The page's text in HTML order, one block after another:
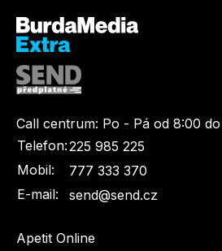
Toprecepty.cz
Call centrum: Po - Pá od 8:00 do
Telefon:225 985 225
Mobil:
777 333 370
E-mail:
send@send.cz
Apetit Online